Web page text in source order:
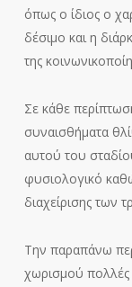
όπως ο ίδιος ο
δέσιμο και η
της
Σε κάθε
συναισθήματα
αυτού του
φυσιολογικό
διαχείρισης των
Την παραπάνω
χωρισμού πολλές